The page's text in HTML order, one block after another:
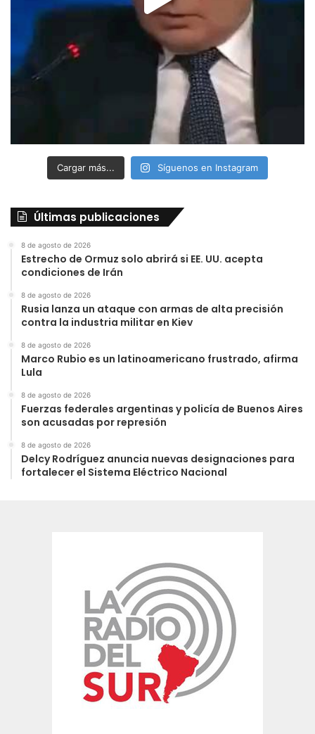
Cargar más... Síguenos en Instagram
Últimas publicaciones
8 de agosto de 2026
Estrecho de Ormuz solo abrirá si EE. UU. acepta
condiciones de Irán
8 de agosto de 2026
Rusia lanza un ataque con armas de alta precisión
contra la industria militar en Kiev
8 de agosto de 2026
Marco Rubio es un latinoamericano frustrado, afirma
Lula
8 de agosto de 2026
Fuerzas federales argentinas y policía de Buenos Aires
son acusadas por represión
8 de agosto de 2026
Delcy Rodríguez anuncia nuevas designaciones para
fortalecer el Sistema Eléctrico Nacional